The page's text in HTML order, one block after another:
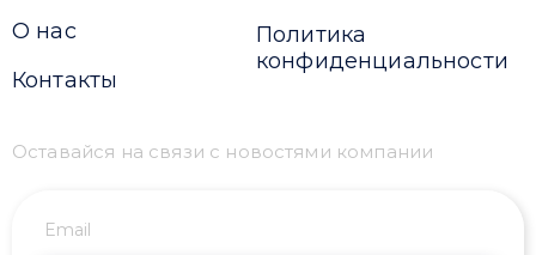
О нас
Контакты
Политика
конфиденциальности
Оставайся на связи с новостями компании